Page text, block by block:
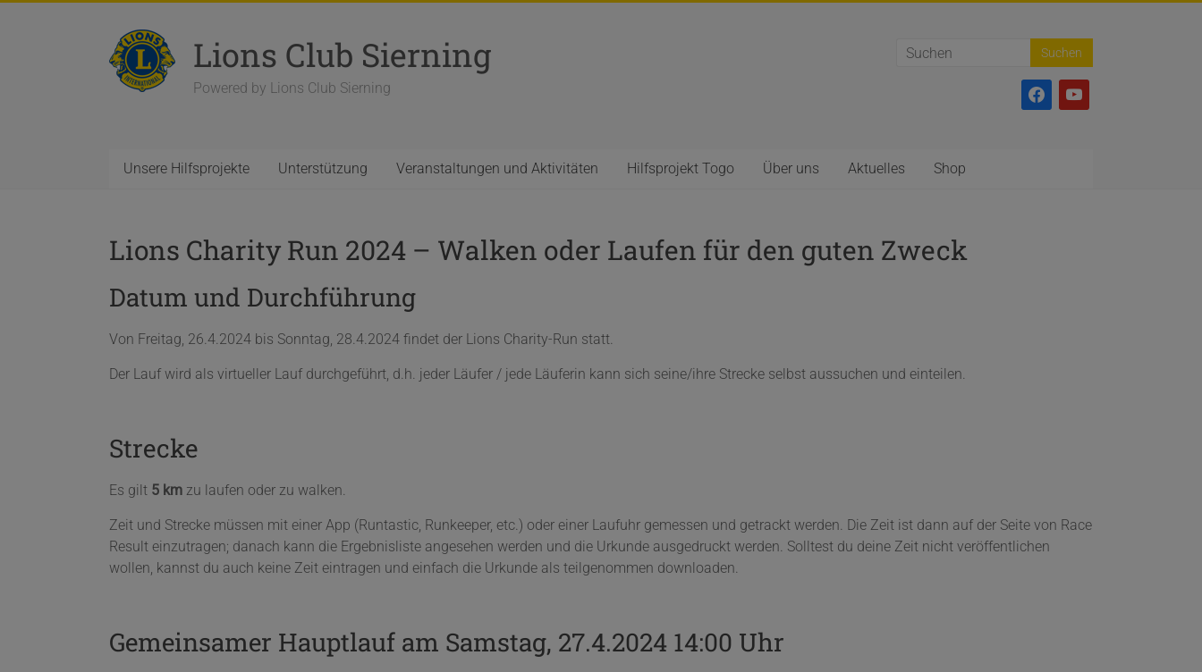
Lions Club Sierning
Powered by Lions Club Sierning facebookyoutube
Unsere Hilfsprojekte Unterstützung Veranstaltungen und Aktivitäten Hilfsprojekt Togo Über uns Aktuelles Shop
Lions Charity Run 2024 – Walken oder Laufen für den guten Zweck
Datum und Durchführung
Von Freitag, 26.4.2024 bis Sonntag, 28.4.2024 findet der Lions Charity-Run statt.
Der Lauf wird als virtueller Lauf durchgeführt, d.h. jeder Läufer / jede Läuferin kann sich seine/ihre Strecke selbst aussuchen und einteilen.
Strecke
Es gilt 5 km zu laufen oder zu walken.
Zeit und Strecke müssen mit einer App (Runtastic, Runkeeper, etc.) oder einer Laufuhr gemessen und getrackt werden. Die Zeit ist dann auf der Seite von Race
Result einzutragen; danach kann die Ergebnisliste angesehen werden und die Urkunde ausgedruckt werden. Solltest du deine Zeit nicht veröffentlichen
wollen, kannst du auch keine Zeit eintragen und einfach die Urkunde als teilgenommen downloaden.
Gemeinsamer Hauptlauf am Samstag, 27.4.2024 14:00 Uhr